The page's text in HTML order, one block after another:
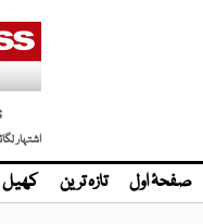
اشتہار
صفحۂ اول تازہ ترین کھیل